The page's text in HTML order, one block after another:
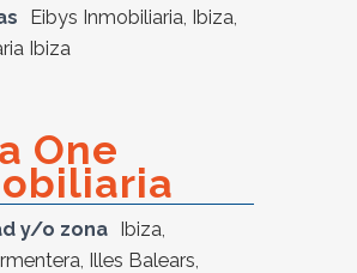
Eibys Inmobiliaria, Ibiza,
Ibiza
One
y/o zona Ibiza,
, Illes Balears,